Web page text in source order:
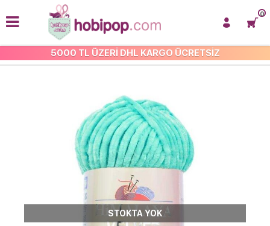
5000 TL ÜZERİ DHL KARGO ÜCRETSİZ
0
HİMALAYA VELVET
STOKTA YOK